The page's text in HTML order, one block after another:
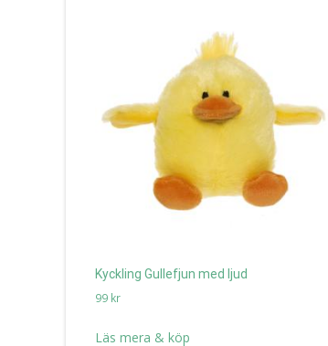
Kyckling Gullefjun med ljud
99 kr
Läs mera & köp